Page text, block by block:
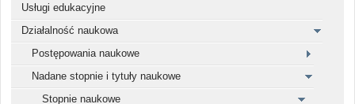
Usługi edukacyjne
Działalność naukowa
Postępowania naukowe
Nadane stopnie i tytuły naukowe
Stopnie naukowe